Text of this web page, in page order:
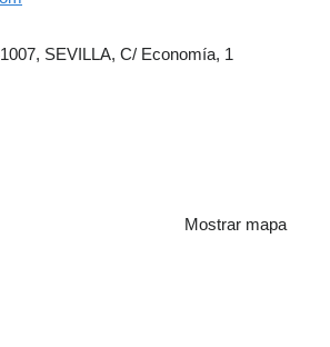
SEVILLA, C/ Economía, 1
Mostrar mapa